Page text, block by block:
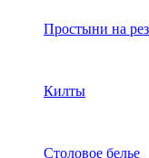
Простыни на
Килты
Столовое белье